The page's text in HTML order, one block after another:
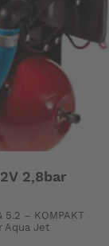
2,8bar
5.2 – KOMPAKT
Aqua Jet